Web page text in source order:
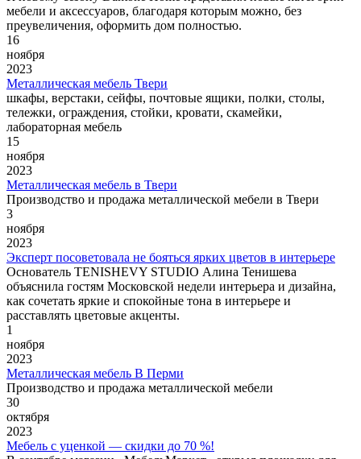
мебели и аксессуаров, благодаря которым можно, без
преувеличения, оформить дом полностью.
16
ноября
2023
Металлическая мебель Твери
шкафы, верстаки, сейфы, почтовые ящики, полки, столы,
тележки, ограждения, стойки, кровати, скамейки,
лабораторная мебель
15
ноября
2023
Металлическая мебель в Твери
Производство и продажа металлической мебели в Твери
3
ноября
2023
Эксперт посоветовала не бояться ярких цветов в интерьере
Основатель TENISHEVY STUDIO Алина Тенишева
объяснила гостям Московской недели интерьера и дизайна,
как сочетать яркие и спокойные тона в интерьере и
расставлять цветовые акценты.
1
ноября
2023
Металлическая мебель В Перми
Производство и продажа металлической мебели
30
октября
2023
Мебель с уценкой — скидки до 70 %!